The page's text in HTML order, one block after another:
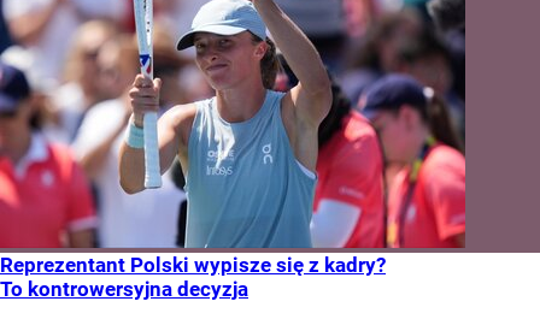
Reprezentant Polski wypisze się z kadry?
To kontrowersyjna decyzja